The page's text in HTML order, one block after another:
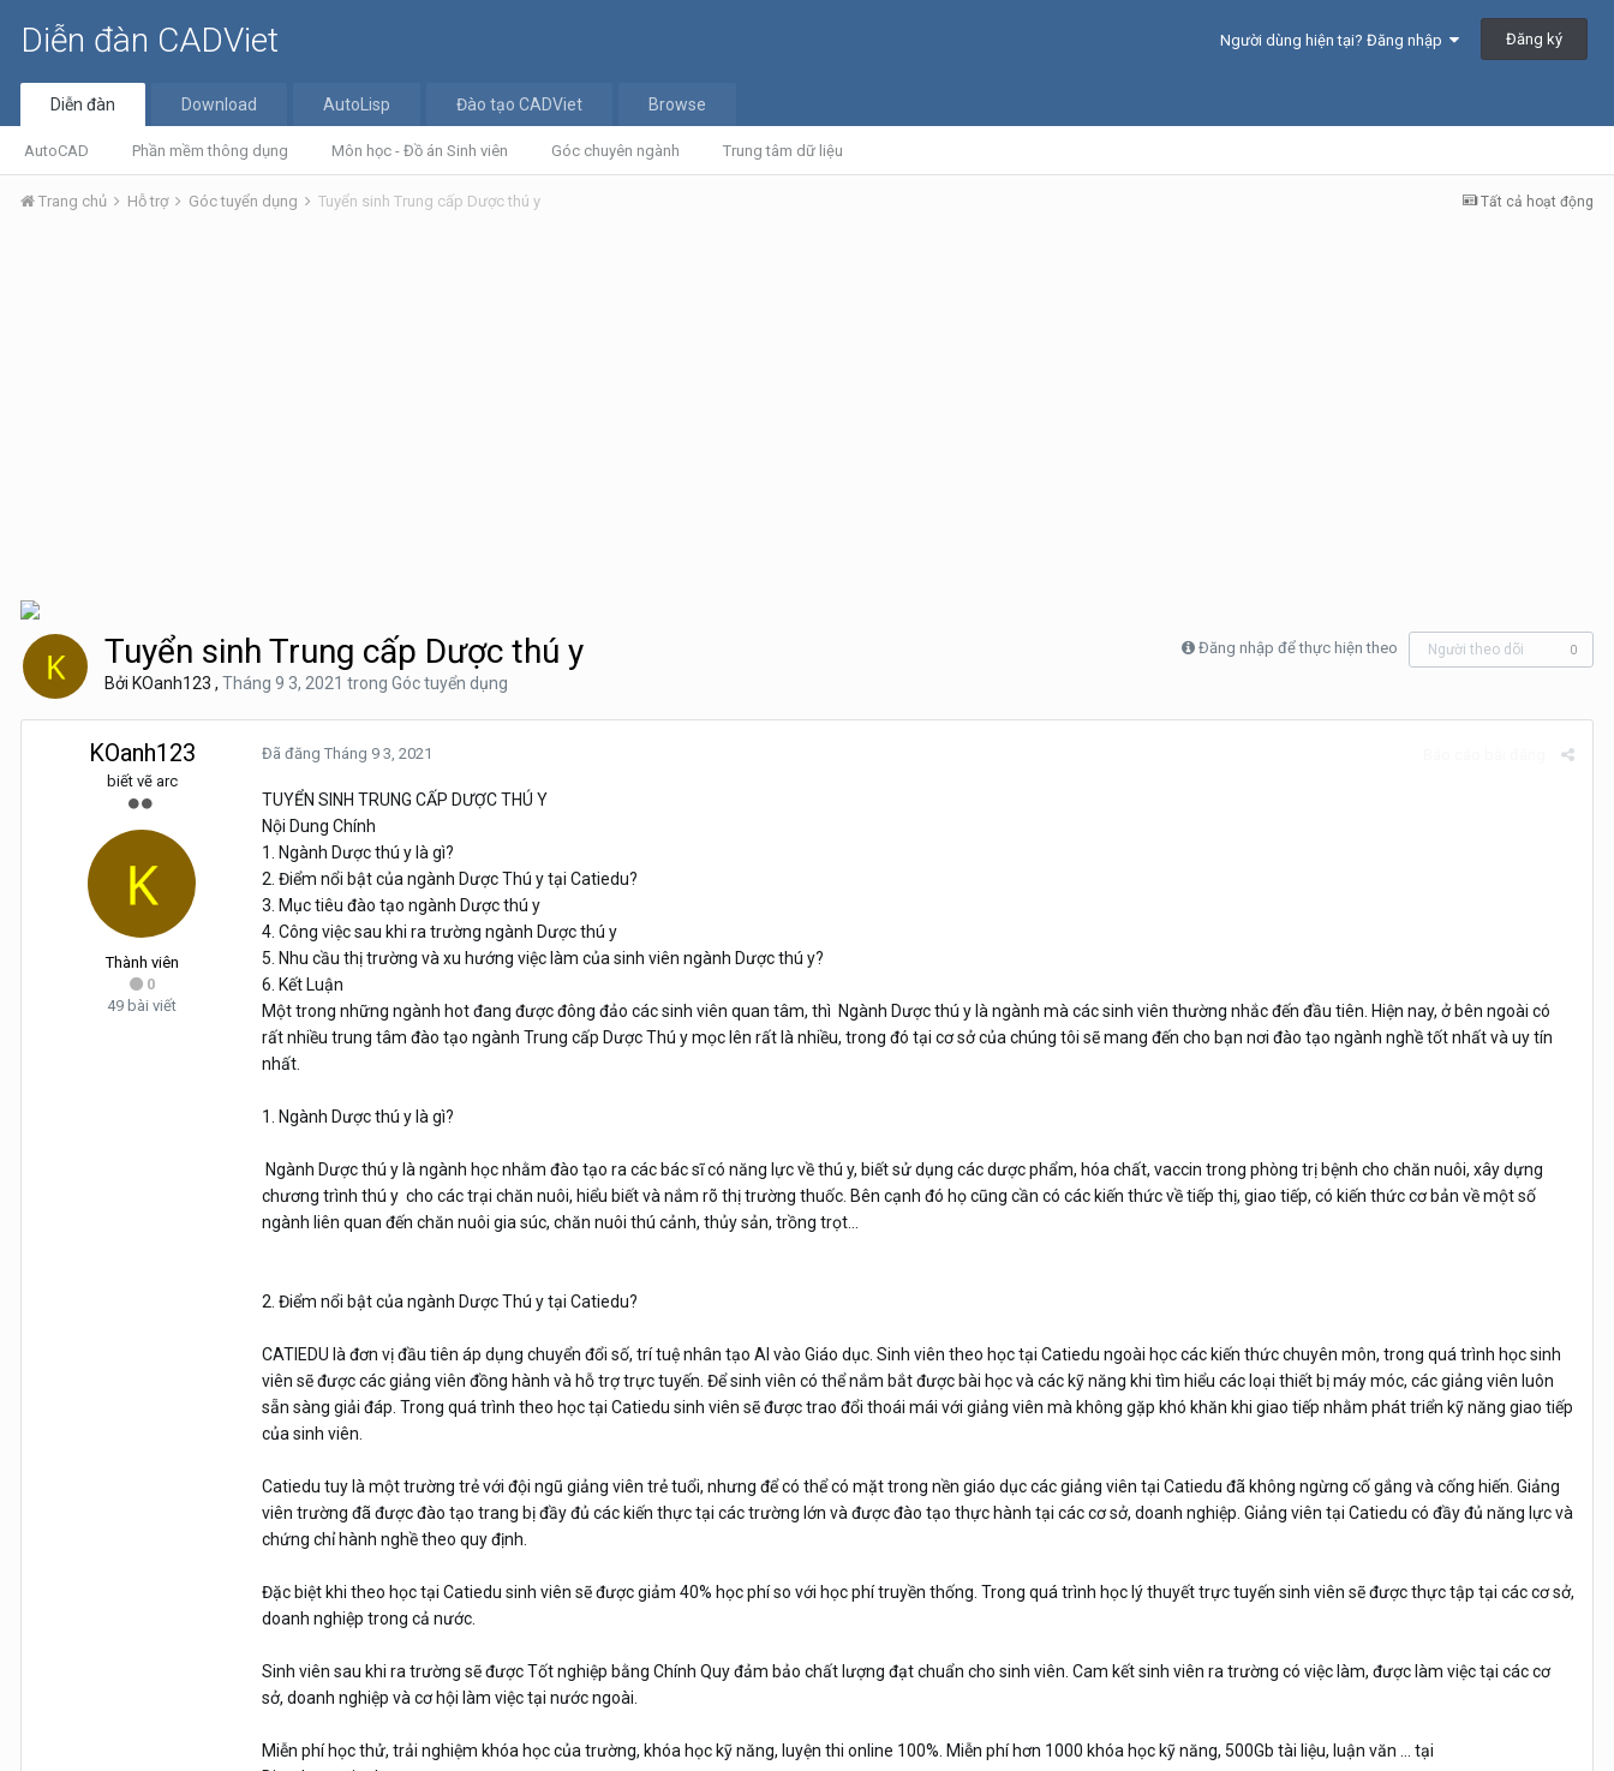
Diễn đàn CADViet Người dùng hiện tại? Đăng nhập Đăng ký
Diễn đàn
AutoCAD Phần mềm thông dụng Môn học - Đồ án Sinh viên Góc chuyên ngành Trung tâm dữ liệu
Download AutoLisp Đào tạo CADViet Browse
Tất cả hoạt động
Trang chủ Hỗ trợ Góc tuyển dụng Tuyển sinh Trung cấp Dược thú y
Đăng nhập để thực hiện theo Người theo dõi 0
Tuyển sinh Trung cấp Dược thú y
Bởi KOanh123 , Tháng 9 3, 2021 trong Góc tuyển dụng
KOanh123
biết vẽ arc
Thành viên
0
49 bài viết
Đã đăng Tháng 9 3, 2021
TUYỂN SINH TRUNG CẤP DƯỢC THÚ Y
Nội Dung Chính
1. Ngành Dược thú y là gì?
2. Điểm nổi bật của ngành Dược Thú y tại Catiedu?
3. Mục tiêu đào tạo ngành Dược thú y
4. Công việc sau khi ra trường ngành Dược thú y
5. Nhu cầu thị trường và xu hướng việc làm của sinh viên ngành Dược thú y?
6. Kết Luận
Một trong những ngành hot đang được đông đảo các sinh viên quan tâm, thì Ngành Dược thú y là ngành mà các sinh viên thường nhắc đến đầu tiên. Hiện nay, ở bên ngoài có
rất nhiều trung tâm đào tạo ngành Trung cấp Dược Thú y mọc lên rất là nhiều, trong đó tại cơ sở của chúng tôi sẽ mang đến cho bạn nơi đào tạo ngành nghề tốt nhất và uy tín
nhất.
1. Ngành Dược thú y là gì?
Ngành Dược thú y là ngành học nhằm đào tạo ra các bác sĩ có năng lực về thú y, biết sử dụng các dược phẩm, hóa chất, vaccin trong phòng trị bệnh cho chăn nuôi, xây dựng
chương trình thú y cho các trại chăn nuôi, hiểu biết và nắm rõ thị trường thuốc. Bên cạnh đó họ cũng cần có các kiến thức về tiếp thị, giao tiếp, có kiến thức cơ bản về một số
ngành liên quan đến chăn nuôi gia súc, chăn nuôi thú cảnh, thủy sản, trồng trọt…
2. Điểm nổi bật của ngành Dược Thú y tại Catiedu?
CATIEDU là đơn vị đầu tiên áp dụng chuyển đổi số, trí tuệ nhân tạo AI vào Giáo dục. Sinh viên theo học tại Catiedu ngoài học các kiến thức chuyên môn, trong quá trình học sinh
viên sẽ được các giảng viên đồng hành và hỗ trợ trực tuyến. Để sinh viên có thể nắm bắt được bài học và các kỹ năng khi tìm hiểu các loại thiết bị máy móc, các giảng viên luôn
sẵn sàng giải đáp. Trong quá trình theo học tại Catiedu sinh viên sẽ được trao đổi thoái mái với giảng viên mà không gặp khó khăn khi giao tiếp nhằm phát triển kỹ năng giao tiếp
của sinh viên.
Catiedu tuy là một trường trẻ với đội ngũ giảng viên trẻ tuổi, nhưng để có thể có mặt trong nền giáo dục các giảng viên tại Catiedu đã không ngừng cố gắng và cống hiến. Giảng
viên trường đã được đào tạo trang bị đầy đủ các kiến thực tại các trường lớn và được đào tạo thực hành tại các cơ sở, doanh nghiệp. Giảng viên tại Catiedu có đầy đủ năng lực và
chứng chỉ hành nghề theo quy định.
Đặc biệt khi theo học tại Catiedu sinh viên sẽ được giảm 40% học phí so với học phí truyền thống. Trong quá trình học lý thuyết trực tuyến sinh viên sẽ được thực tập tại các cơ sở,
doanh nghiệp trong cả nước.
Sinh viên sau khi ra trường sẽ được Tốt nghiệp bằng Chính Quy đảm bảo chất lượng đạt chuẩn cho sinh viên. Cam kết sinh viên ra trường có việc làm, được làm việc tại các cơ
sở, doanh nghiệp và cơ hội làm việc tại nước ngoài.
Miễn phí học thử, trải nghiệm khóa học của trường, khóa học kỹ năng, luyện thi online 100%. Miễn phí hơn 1000 khóa học kỹ năng, 500Gb tài liệu, luận văn ... tại